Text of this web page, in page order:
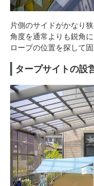
片側のサイドがかなり
角度を通常よりも鋭角
ロープの位置を探して固
タープサイトの設